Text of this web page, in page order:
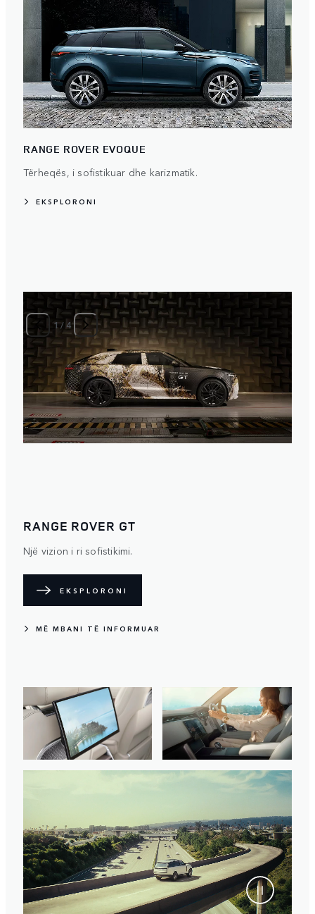
RANGE ROVER EVOQUE
Tërheqës, i sofistikuar dhe karizmatik.
EKSPLORONI
1/ 4
RANGE ROVER GT
Një vizion i ri sofistikimi.
EKSPLORONI
MË MBANI TË INFORMUAR